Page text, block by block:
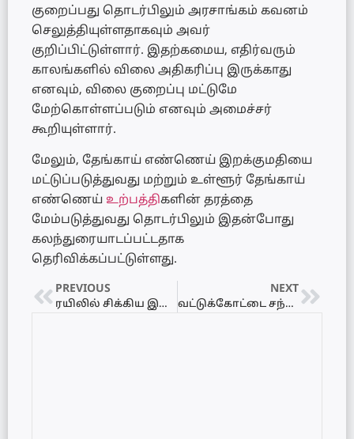
குறைப்பது தொடர்பிலும் அரசாங்கம் கவனம்
செலுத்தியுள்ளதாகவும் அவர்
குறிப்பிட்டுள்ளார். இதற்கமைய, எதிர்வரும்
காலங்களில் விலை அதிகரிப்பு இருக்காது
எனவும், விலை குறைப்பு மட்டுமே
மேற்கொள்ளப்படும் எனவும் அமைச்சர்
கூறியுள்ளார்.
மேலும், தேங்காய் எண்ணெய் இறக்குமதியை
மட்டுப்படுத்துவது மற்றும் உள்ளூர் தேங்காய்
எண்ணெய் உற்பத்திகளின் தரத்தை
மேம்படுத்துவது தொடர்பிலும் இதன்போது
கலந்துரையாடப்பட்டதாக
தெரிவிக்கப்பட்டுள்ளது.
PREVIOUS
ரயிலில் சிக்கிய இளம் குடும்பம் – தந்தை, மகள் பலி – தாய் படுகாயம்..!!
NEXT
வட்டுக்கோட்டை சந்திக்கு அருகாமையில் விபத்து!